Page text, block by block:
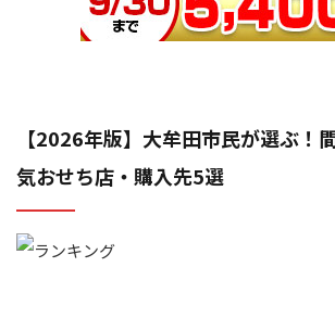
【2026年版】大牟田市民が選ぶ！
気おせち店・購入先5選